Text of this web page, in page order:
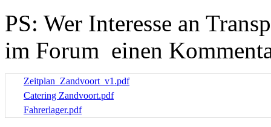
PS: Wer Interesse an
im Forum einen
Zeitplan_Zandvoort_v1.pdf
Catering Zandvoort.pdf
Fahrerlager.pdf